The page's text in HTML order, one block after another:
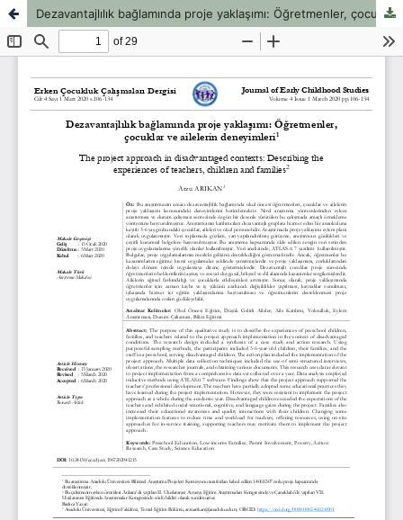
Dezavantajlılık bağlamında proje yaklaşımı: Öğretmenler, çocuklar ve ailelerin deneyimleri